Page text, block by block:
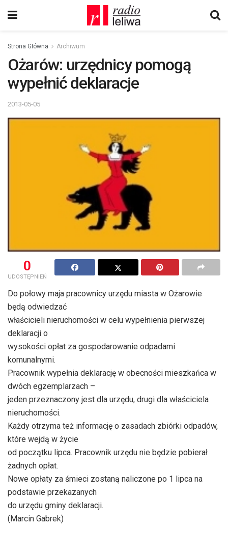
Strona Główna Archiwum
Ożarów: urzędnicy pomogą
wypełnić deklaracje
2013-05-05
0
UDOSTĘPNIEŃ
Do połowy maja pracownicy urzędu miasta w Ożarowie
będą odwiedzać
właścicieli nieruchomości w celu wypełnienia pierwszej
deklaracji o
wysokości opłat za gospodarowanie odpadami
komunalnymi.
Pracownik wypełnia deklarację w obecności mieszkańca w
dwóch egzemplarzach –
jeden przeznaczony jest dla urzędu, drugi dla właściciela
nieruchomości.
Każdy otrzyma też informację o zasadach zbiórki odpadów,
które wejdą w życie
od początku lipca. Pracownik urzędu nie będzie pobierał
żadnych opłat.
Nowe opłaty za śmieci zostaną naliczone po 1 lipca na
podstawie przekazanych
do urzędu gminy deklaracji.
(Marcin Gabrek)